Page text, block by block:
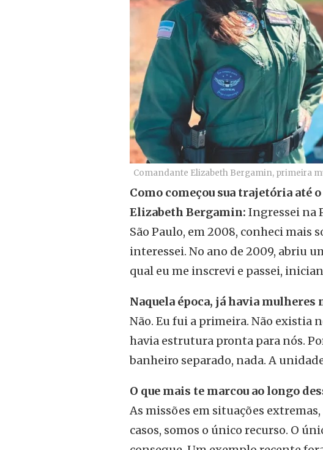
Comandante Elizabeth Bergamin, primeira
Como começou sua trajetória até
Elizabeth Bergamin: Ingressei na
São Paulo, em 2008, conheci mais
interessei. No ano de 2009, abriu
qual eu me inscrevi e passei,
Naquela época, já havia mulheres
Não. Eu fui a primeira. Não existia
havia estrutura pronta para nós.
banheiro separado, nada. A
O que mais te marcou ao longo
As missões em situações
casos, somos o único recurso. O